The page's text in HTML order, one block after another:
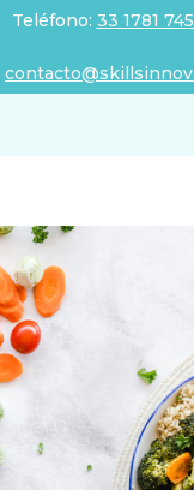
Teléfono: 33 1781